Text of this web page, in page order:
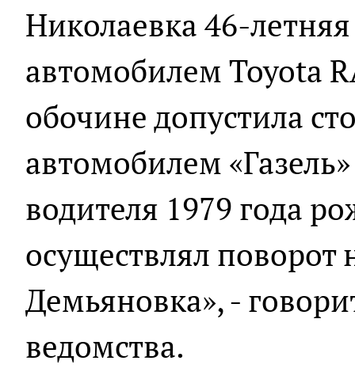
Николаевка 46-
автомобилем Toyota
обочине допустила
автомобилем
водителя 1979 года
осуществлял поворот
Демьяновка», -
ведомства.